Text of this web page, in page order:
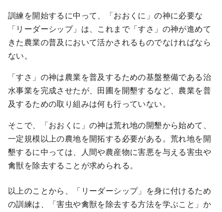
訓練を開始するに中って、「おおくに」の神に必要な
「リーダーシップ」は、これまで「すさ」の神が進めて
きた農業の普及において活かされるものでなければなら
ない。
「すさ」の神は農業を普及するための基盤整備である治
水事業を完成させたが、田圃を開墾するなど、農業を普
及するための取り組みは何も行っていない。
そこで、「おおくに」の神は荒れ地の開墾から始めて、
一定規模以上の農地を開拓する必要がある。荒れ地を開
墾するに中っては、人間や農産物に害悪を与える害虫や
禽獣を除去することが求められる。
以上のことから、「リーダーシップ」を身に付けるため
の訓練は、「害虫や禽獣を除去する方法を学ぶこと」か